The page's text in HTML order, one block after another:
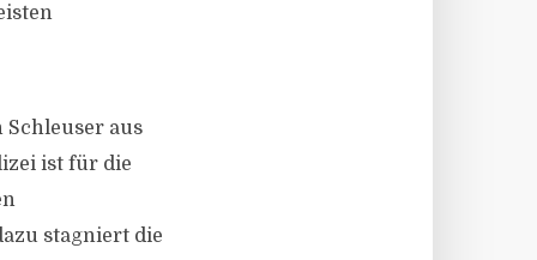
Schleuser aus
ist für die
stagniert die